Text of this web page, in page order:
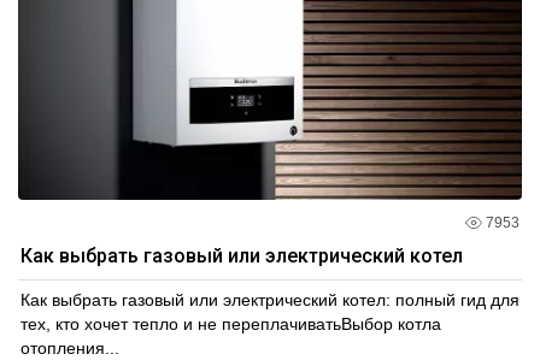
7953
Как выбрать газовый или электрический котел
Как выбрать газовый или электрический котел: полный гид для
тех, кто хочет тепло и не переплачиватьВыбор котла
отопления...